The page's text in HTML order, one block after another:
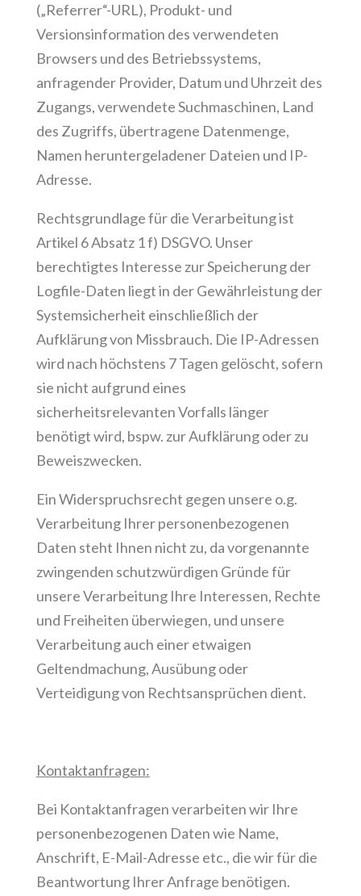
(„Referrer“-URL), Produkt- und
Versionsinformation des verwendeten
Browsers und des Betriebssystems,
anfragender Provider, Datum und Uhrzeit des
Zugangs, verwendete Suchmaschinen, Land
des Zugriffs, übertragene Datenmenge,
Namen heruntergeladener Dateien und IP-
Adresse.
Rechtsgrundlage für die Verarbeitung ist
Artikel 6 Absatz 1 f) DSGVO. Unser
berechtigtes Interesse zur Speicherung der
Logfile-Daten liegt in der Gewährleistung der
Systemsicherheit einschließlich der
Aufklärung von Missbrauch. Die IP-Adressen
wird nach höchstens 7 Tagen gelöscht, sofern
sie nicht aufgrund eines
sicherheitsrelevanten Vorfalls länger
benötigt wird, bspw. zur Aufklärung oder zu
Beweiszwecken.
Ein Widerspruchsrecht gegen unsere o.g.
Verarbeitung Ihrer personenbezogenen
Daten steht Ihnen nicht zu, da vorgenannte
zwingenden schutzwürdigen Gründe für
unsere Verarbeitung Ihre Interessen, Rechte
und Freiheiten überwiegen, und unsere
Verarbeitung auch einer etwaigen
Geltendmachung, Ausübung oder
Verteidigung von Rechtsansprüchen dient.
Kontaktanfragen:
Bei Kontaktanfragen verarbeiten wir Ihre
personenbezogenen Daten wie Name,
Anschrift, E-Mail-Adresse etc., die wir für die
Beantwortung Ihrer Anfrage benötigen.